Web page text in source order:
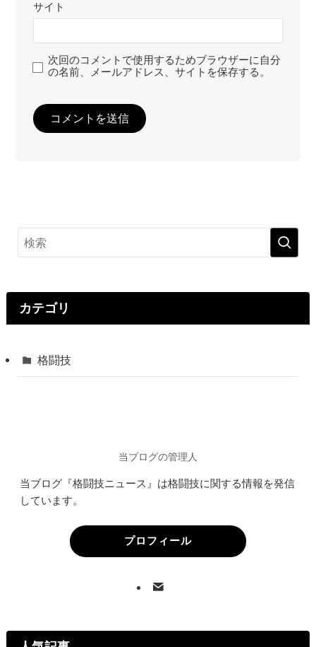
サイト
次回のコメントで使用するためブラウザーに自分
の名前、メールアドレス、サイトを保存する。
カテゴリ
格闘技
当ブログの管理人
当ブログ『格闘技ニュース』は格闘技に関する情報を発信
しています。
プロフィール